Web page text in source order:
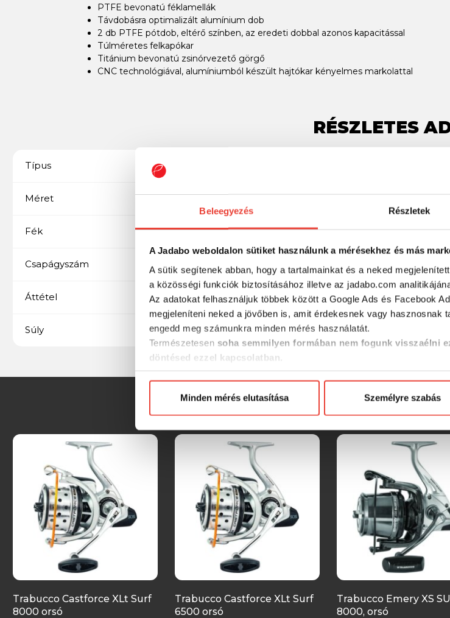
Beleegyezés Részletek
A Jadabo weboldalon sütiket használunk a mérésekhez és más
A sütik segítenek abban, hogy a tartalmainkat és a neked
a közösségi funkciók biztosításához illetve az jadabo.com
Az adatokat felhasználjuk többek között a Google Ads és Facebook
megjeleníteni neked a jövőben is, amit érdekesnek vagy hasznosnak
engedd meg számunkra minden mérés használatát.
Természetesen soha semmilyen formában nem fogunk visszaélni
döntésed ezzel kapcsolatban.
Előre is köszönjük!
Minden mérés elutasítása Személyre szabás
PTFE bevonatú féklamellák
Távdobásra optimalizált alumínium dob
2 db PTFE pótdob, eltérő színben, az eredeti dobbal azonos kapacitással
Túlméretes felkapókar
Titánium bevonatú zsinórvezető görgő
CNC technológiával, alumíniumból készült hajtókar kényelmes markolattal
RÉSZLETES
Típus
Méret 8000
Fék Elsőfékes
Csapágyszám 8+1
Áttétel 4.6:1
Súly 590 g
SZINTÉN
Trabucco Castforce XLt Surf
8000 orsó
Trabucco Castforce XLt Surf
6500 orsó
Trabucco Emery XS
8000, orsó